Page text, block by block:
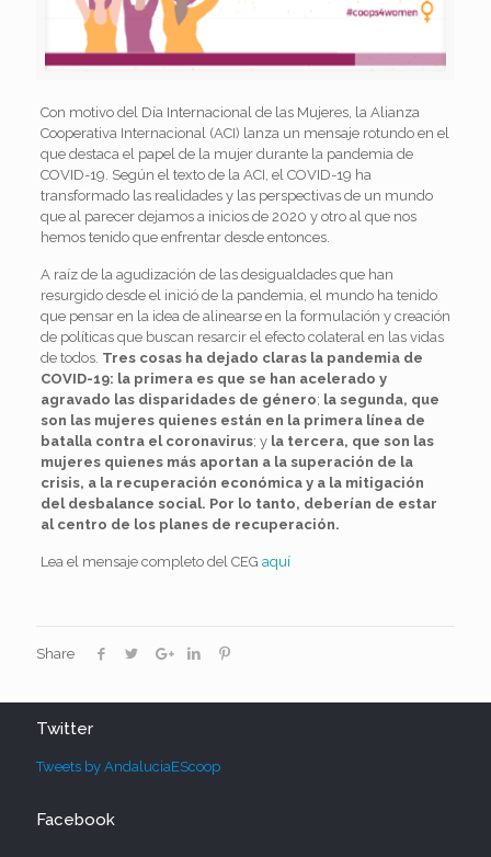
Con motivo del Día Internacional de las Mujeres, la Alianza
Cooperativa Internacional (ACI) lanza un mensaje rotundo en el
que destaca el papel de la mujer durante la pandemia de
COVID-19. Según el texto de la ACI, el COVID-19 ha
transformado las realidades y las perspectivas de un mundo
que al parecer dejamos a inicios de 2020 y otro al que nos
hemos tenido que enfrentar desde entonces.
A raíz de la agudización de las desigualdades que han
resurgido desde el inició de la pandemia, el mundo ha tenido
que pensar en la idea de alinearse en la formulación y creación
de políticas que buscan resarcir el efecto colateral en las vidas
de todos. Tres cosas ha dejado claras la pandemia de
COVID-19: la primera es que se han acelerado y
agravado las disparidades de género; la segunda, que
son las mujeres quienes están en la primera línea de
batalla contra el coronavirus; y la tercera, que son las
mujeres quienes más aportan a la superación de la
crisis, a la recuperación económica y a la mitigación
del desbalance social. Por lo tanto, deberían de estar
al centro de los planes de recuperación.
Lea el mensaje completo del CEG aquí
Share
Twitter
Tweets by AndaluciaEScoop
Facebook